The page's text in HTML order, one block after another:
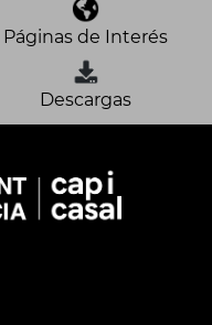
Páginas de Interés
Descargas